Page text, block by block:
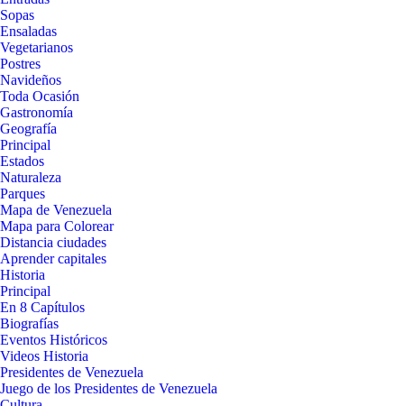
Sopas
Ensaladas
Vegetarianos
Postres
Navideños
Toda Ocasión
Gastronomía
Geografía
Principal
Estados
Naturaleza
Parques
Mapa de Venezuela
Mapa para Colorear
Distancia ciudades
Aprender capitales
Historia
Principal
En 8 Capítulos
Biografías
Eventos Históricos
Videos Historia
Presidentes de Venezuela
Juego de los Presidentes de Venezuela